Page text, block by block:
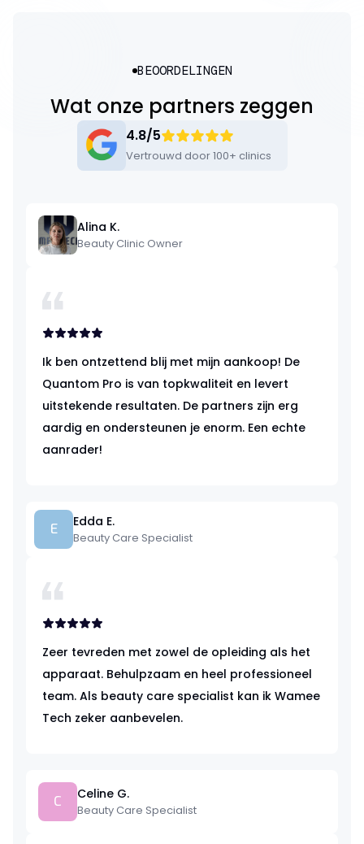
BEOORDELINGEN
Wat onze partners zeggen
4.8/5
Vertrouwd door 100+ clinics
Alina K.
Beauty Clinic Owner
Ik ben ontzettend blij met mijn aankoop! De
Quantom Pro is van topkwaliteit en levert
uitstekende resultaten. De partners zijn erg
aardig en ondersteunen je enorm. Een echte
aanrader!
Zeer tevreden met zowel de opleiding als het
apparaat. Behulpzaam en heel professioneel
team. Als beauty care specialist kan ik Wamee
Tech zeker aanbevelen.
E Edda E.
Beauty Care Specialist
C Celine G.
Beauty Care Specialist